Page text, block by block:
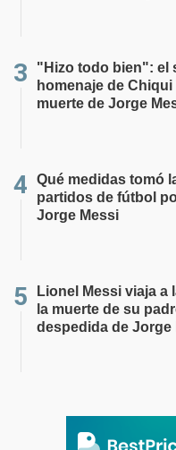
"Hizo todo bien": el
homenaje de Chiqui
muerte de Jorge
Qué medidas tomó
partidos de fútbol
Jorge Messi
Lionel Messi viaja a
la muerte de su
despedida de Jorge